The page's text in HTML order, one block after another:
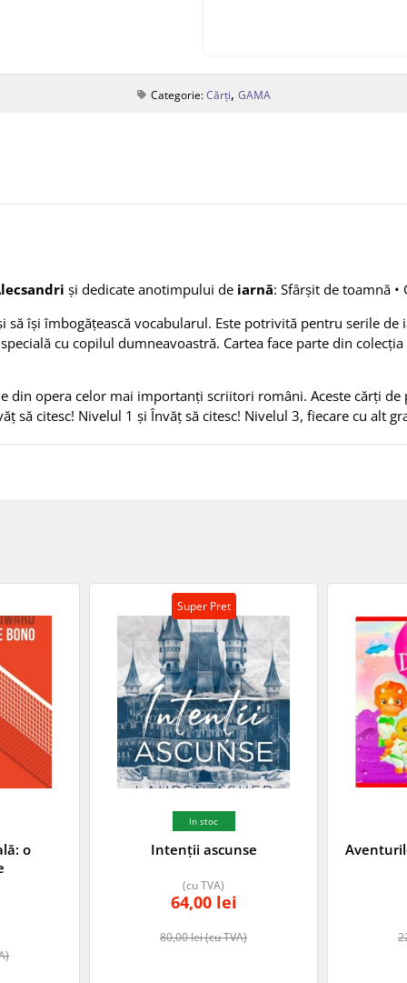
Categorie:Cărți, GAMA
și dedicate anotimpului de iarnă: Sfârșit de toamnă •
să își îmbogățească vocabularul. Este potrivită pentru serile
cu copilul dumneavoastră. Cartea face parte din colecția
din opera celor mai importanţi scriitori români. Aceste cărți
să citesc! Nivelul 1 şi Învăţ să citesc! Nivelul 3, fiecare cu alt
o
Super Pret
In stoc
Intenții ascunse
80,00lei(cu TVA)
64,00 lei
(cu TVA)